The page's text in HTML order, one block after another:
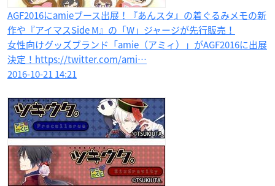
AGF2016にamieブース出展！『あんスタ』の着ぐるみメモの新
作や『アイマスSide M』の「W」ジャージが先行販売！
女性向けグッズブランド「amie（アミィ）」がAGF2016に出展
決定！https://twitter.com/ami…
2016-10-21 14:21